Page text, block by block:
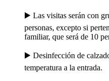
▶️ Las visitas serán con
personas, excepto si
familiar, que será de 10
▶️ Desinfección de
temperatura a la entrada.